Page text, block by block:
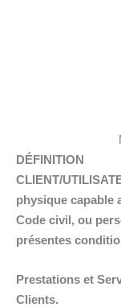
DÉFINITION
CLIENT/
physique capable
Code civil, ou
présentes
Prestations et
Clients.